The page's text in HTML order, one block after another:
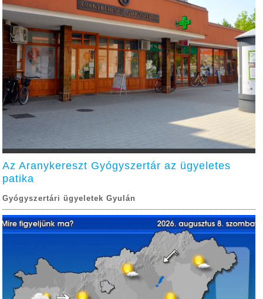
Az Aranykereszt Gyógyszertár az ügyeletes
patika
Gyógyszertári ügyeletek Gyulán